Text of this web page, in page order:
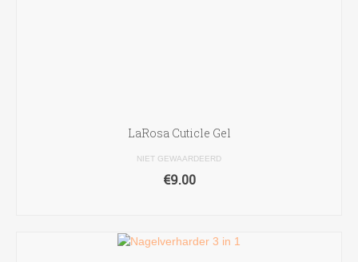
LaRosa Cuticle Gel
NIET GEWAARDEERD
€9.00